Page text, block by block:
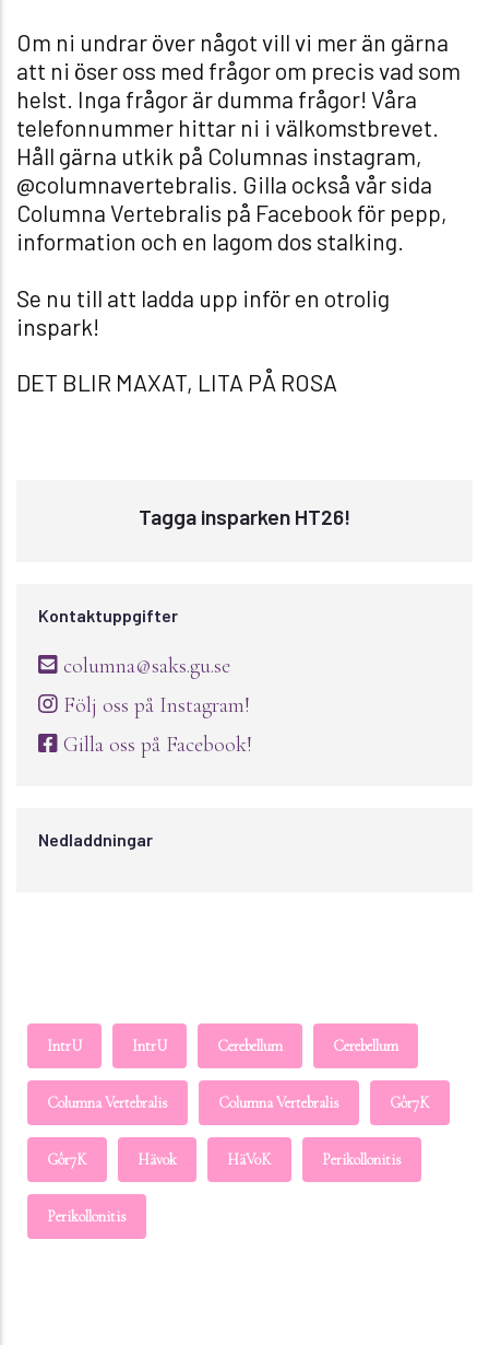
Om ni undrar över något vill vi mer än gärna
att ni öser oss med frågor om precis vad som
helst. Inga frågor är dumma frågor! Våra
telefonnummer hittar ni i välkomstbrevet.
Håll gärna utkik på Columnas instagram,
@columnavertebralis. Gilla också vår sida
Columna Vertebralis på Facebook för pepp,
information och en lagom dos stalking.
Se nu till att ladda upp inför en otrolig
inspark!
DET BLIR MAXAT, LITA PÅ ROSA
Tagga insparken HT26!
Kontaktuppgifter
columna@saks.gu.se
Följ oss på Instagram!
Gilla oss på Facebook!
Nedladdningar
IntrU IntrU Cerebellum Cerebellum
Columna Vertebralis Columna Vertebralis Gôr7K
Gôr7K Häv0k HäV0K Perikollonitis
Perikollonitis